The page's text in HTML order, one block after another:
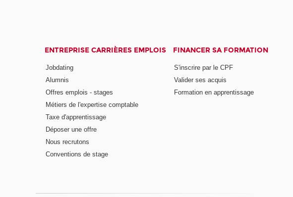
ENTREPRISE CARRIÈRES EMPLOIS
Jobdating
Alumnis
Offres emplois - stages
Métiers de l'expertise comptable
Taxe d'apprentissage
Déposer une offre
Nous recrutons
Conventions de stage
FINANCER SA FORMATION
S'inscrire par le CPF
Valider ses acquis
Formation en apprentissage